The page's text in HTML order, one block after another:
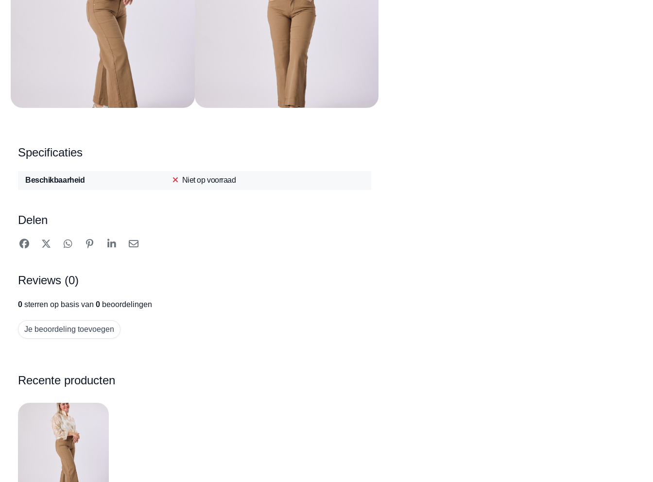
Specificaties
Beschikbaarheid Niet op voorraad
Delen
Reviews (0)
0 sterren op basis van 0 beoordelingen
Je beoordeling toevoegen
Recente producten